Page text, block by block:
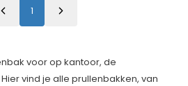
1
voor op kantoor, de
vind je alle prullenbakken, van